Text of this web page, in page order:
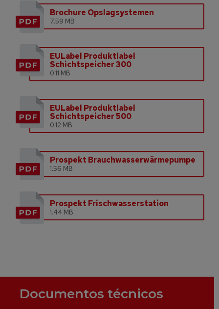
Brochure Opslagsystemen
7.59 MB
EULabel Produktlabel
Schichtspeicher 300
0.11 MB
EULabel Produktlabel
Schichtspeicher 500
0.12 MB
Prospekt Brauchwasserwärmepumpe
1.56 MB
Prospekt Frischwasserstation
1.44 MB
Documentos técnicos